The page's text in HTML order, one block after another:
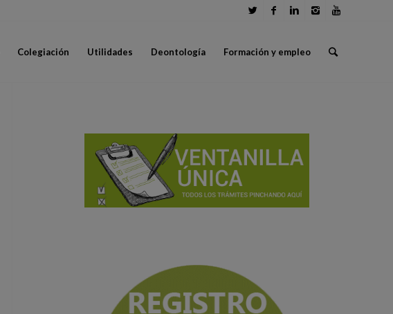
Colegiación Utilidades Deontología Formación y empleo